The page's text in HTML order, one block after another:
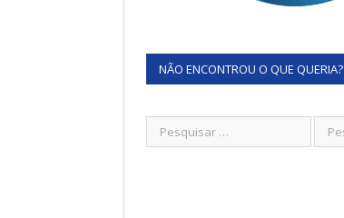
NÃO ENCONTROU O QUE QUERIA?